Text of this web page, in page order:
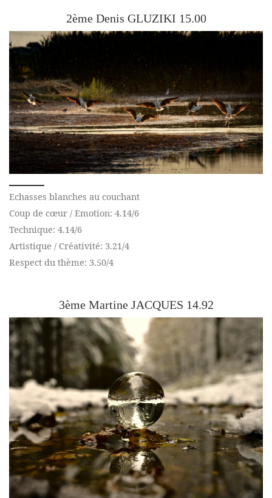
2ème Denis GLUZIKI 15.00
Echasses blanches au couchant
Coup de cœur / Emotion: 4.14/6
Technique: 4.14/6
Artistique / Créativité: 3.21/4
Respect du thème: 3.50/4
3ème Martine JACQUES 14.92